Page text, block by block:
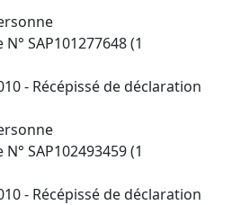
SAP101277648 (1
- Récépissé de déclaration
SAP102493459 (1
- Récépissé de déclaration